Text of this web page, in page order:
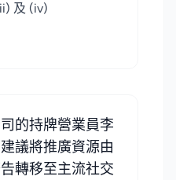
及 (iv)
的持牌營業員李
議將推廣資源由
轉移至主流社交